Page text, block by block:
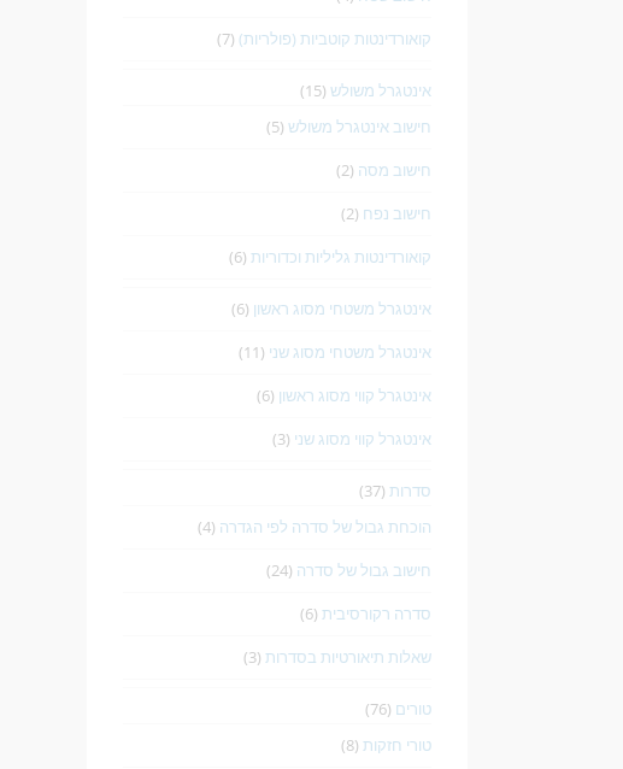
קואורדינטות קוטביות (פולריות) (7)
אינטגרל משולש (15)
חישוב אינטגרל משולש (5)
חישוב מסה (2)
חישוב נפח (2)
קואורדינטות גליליות וכדוריות (6)
אינטגרל משטחי מסוג ראשון (6)
אינטגרל משטחי מסוג שני (11)
אינטגרל קווי מסוג ראשון (6)
אינטגרל קווי מסוג שני (3)
סדרות (37)
הוכחת גבול של סדרה לפי הגדרה (4)
חישוב גבול של סדרה (24)
סדרה רקורסיבית (6)
שאלות תיאורטיות בסדרות (3)
טורים (76)
טורי חזקות (8)